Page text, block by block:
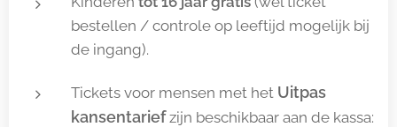
bestellen / controle op leeftijd mogelijk bij
de ingang).
Tickets voor mensen met het Uitpas
kansentariefzijn beschikbaar aan de kassa: